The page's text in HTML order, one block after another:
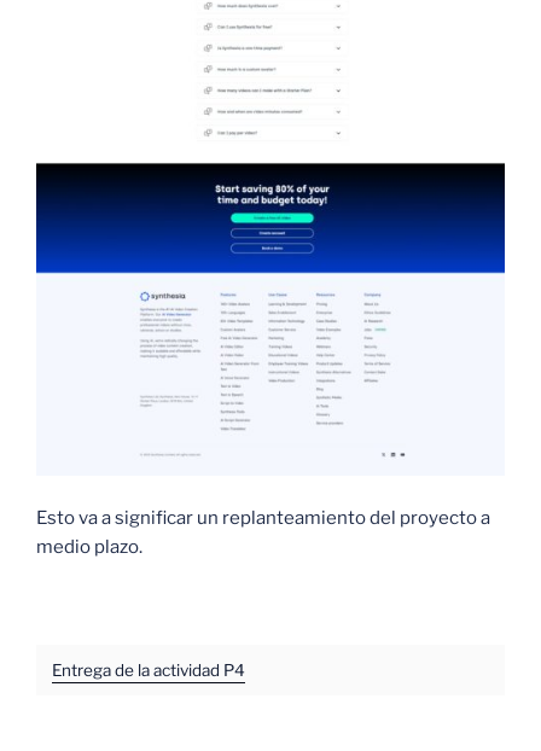
Esto va a significar un replanteamiento del proyecto a
medio plazo.
Entrega de la actividad P4